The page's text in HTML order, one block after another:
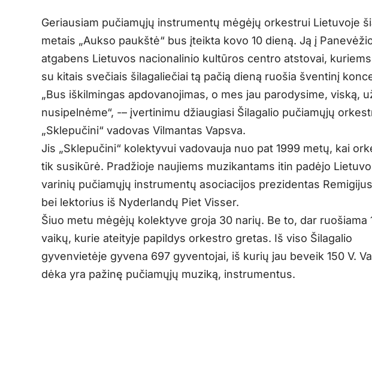
Geriausiam pučiamųjų instrumentų mėgėjų orkestrui Lietuvoje
metais „Aukso paukštė“ bus įteikta kovo 10 dieną. Ją į
atgabens Lietuvos nacionalinio kultūros centro atstovai,
su kitais svečiais šilagaliečiai tą pačią dieną ruošia šventinį
„Bus iškilmingas apdovanojimas, o mes jau parodysime, viską,
nusipelnėme“, -– įvertinimu džiaugiasi Šilagalio pučiamųjų
„Sklepučini“ vadovas Vilmantas Vapsva.
Jis „Sklepučini“ kolektyvui vadovauja nuo pat 1999 metų, kai
tik susikūrė. Pradžioje naujiems muzikantams itin padėjo
varinių pučiamųjų instrumentų asociacijos prezidentas
bei lektorius iš Nyderlandų Piet Visser.
Šiuo metu mėgėjų kolektyve groja 30 narių. Be to, dar ruošiama
vaikų, kurie ateityje papildys orkestro gretas. Iš viso Šilagalio
gyvenvietėje gyvena 697 gyventojai, iš kurių jau beveik 150 V.
dėka yra pažinę pučiamųjų muziką, instrumentus.